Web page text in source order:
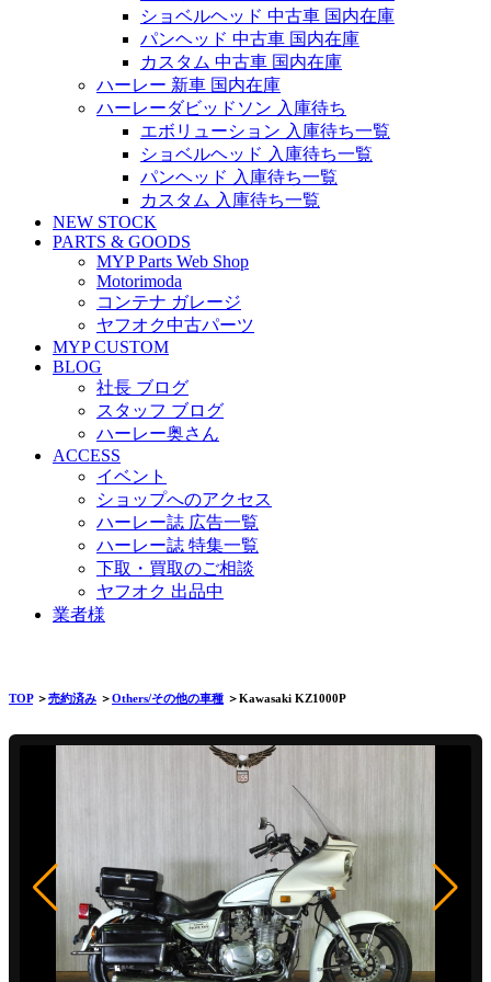
ショベルヘッド 中古車 国内在庫
パンヘッド 中古車 国内在庫
カスタム 中古車 国内在庫
ハーレー 新車 国内在庫
ハーレーダビッドソン 入庫待ち
エボリューション 入庫待ち一覧
ショベルヘッド 入庫待ち一覧
パンヘッド 入庫待ち一覧
カスタム 入庫待ち一覧
NEW STOCK
PARTS & GOODS
MYP Parts Web Shop
Motorimoda
コンテナ ガレージ
ヤフオク中古パーツ
MYP CUSTOM
BLOG
社長 ブログ
スタッフ ブログ
ハーレー奥さん
ACCESS
イベント
ショップへのアクセス
ハーレー誌 広告一覧
ハーレー誌 特集一覧
下取・買取のご相談
ヤフオク 出品中
業者様
TOP＞売約済み ＞Others/その他の車種 ＞Kawasaki KZ1000P